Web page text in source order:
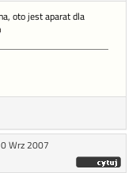
oto jest aparat dla
Wrz 2007